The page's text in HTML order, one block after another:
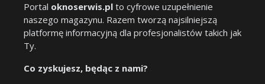
Portal oknoserwis.pl to cyfrowe uzupełnienie
naszego magazynu. Razem tworzą najsilniejszą
platformę informacyjną dla profesjonalistów takich jak
Ty.
Co zyskujesz, będąc z nami?